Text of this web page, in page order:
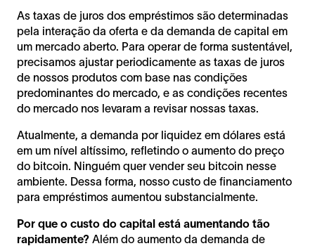
As taxas de juros dos empréstimos são determinadas
pela interação da oferta e da demanda de capital em
um mercado aberto. Para operar de forma sustentável,
precisamos ajustar periodicamente as taxas de juros
de nossos produtos com base nas condições
predominantes do mercado, e as condições recentes
do mercado nos levaram a revisar nossas taxas.
Atualmente, a demanda por liquidez em dólares está
em um nível altíssimo, refletindo o aumento do preço
do bitcoin. Ninguém quer vender seu bitcoin nesse
ambiente. Dessa forma, nosso custo de financiamento
para empréstimos aumentou substancialmente.
Por que o custo do capital está aumentando tão
rapidamente? Além do aumento da demanda de